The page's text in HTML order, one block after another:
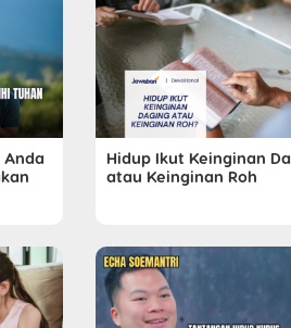
Hidup Ikut Keinginan
atau Keinginan Roh